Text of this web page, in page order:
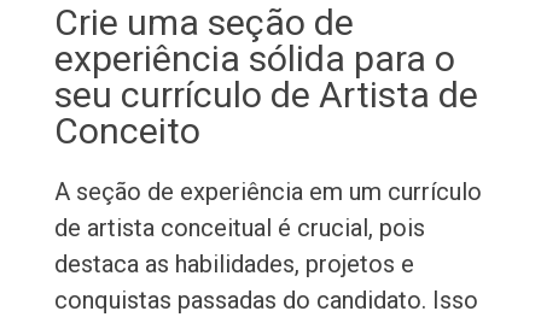
Crie uma seção de
experiência sólida para o
seu currículo de Artista de
Conceito
A seção de experiência em um currículo
de artista conceitual é crucial, pois
destaca as habilidades, projetos e
conquistas passadas do candidato. Isso